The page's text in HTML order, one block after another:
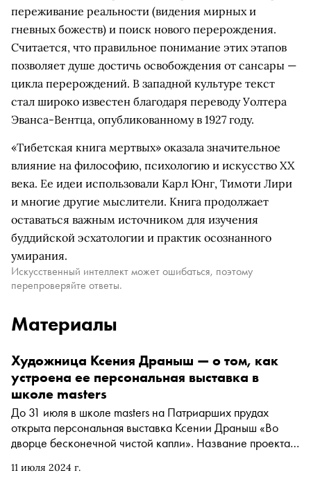
переживание реальности (видения мирных и
гневных божеств) и поиск нового перерождения.
Считается, что правильное понимание этих этапов
позволяет душе достичь освобождения от сансары —
цикла перерождений. В западной культуре текст
стал широко известен благодаря переводу Уолтера
Эванса-Вентца, опубликованному в 1927 году.
«Тибетская книга мертвых» оказала значительное
влияние на философию, психологию и искусство XX
века. Ее идеи использовали Карл Юнг, Тимоти Лири
и многие другие мыслители. Книга продолжает
оставаться важным источником для изучения
буддийской эсхатологии и практик осознанного
умирания.
Искусственный интеллект может ошибаться, поэтому
перепроверяйте ответы.
Материалы
11 июля 2024 г.
Художница Ксения Драныш — о том, как
устроена ее персональная выставка в
школе masters
До 31 июля в школе masters на Патриарших прудах
открыта персональная выставка Ксении Драныш «Во
дворце бесконечной чистой капли». Название проекта
ставшей особо значимой в творчестве художницы после